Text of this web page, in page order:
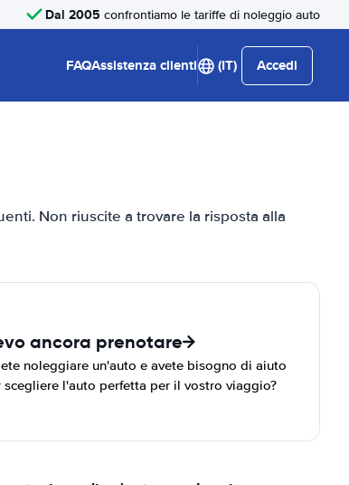
Dal 2005 confrontiamo le tariffe di noleggio auto
FAQAssistenza clienti (IT) Accedi
Non riuscite a trovare la risposta alla
ancora prenotare
noleggiare un'auto e avete bisogno di aiuto
scegliere l'auto perfetta per il vostro viaggio?